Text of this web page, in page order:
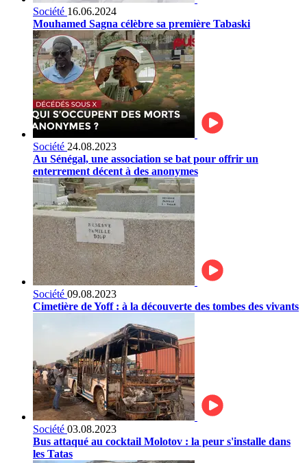
Société 16.06.2024
Mouhamed Sagna célèbre sa première Tabaski
Société 24.08.2023
Au Sénégal, une association se bat pour offrir un
enterrement décent à des anonymes
Société 09.08.2023
Cimetière de Yoff : à la découverte des tombes des vivants
Société 03.08.2023
Bus attaqué au cocktail Molotov : la peur s'installe dans
les Tatas